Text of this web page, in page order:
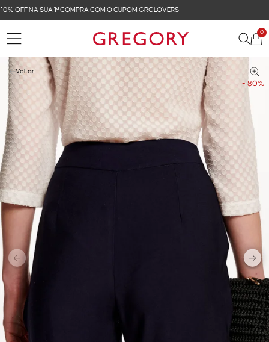
FRETE GRÁTIS NAS COMPRAS ACIMA DE R$ 899
0
- 80%
Voltar